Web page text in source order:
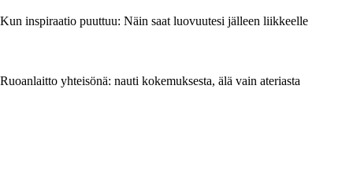
Kun inspiraatio puuttuu: Näin saat luovuutesi jälleen liikkeelle
Ruoanlaitto yhteisönä: nauti kokemuksesta, älä vain ateriasta